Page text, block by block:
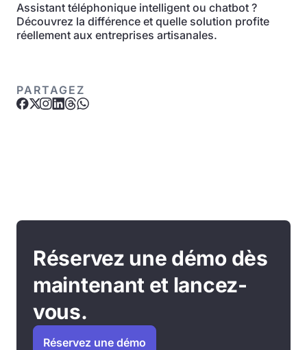
Assistant téléphonique intelligent ou chatbot ?
Découvrez la différence et quelle solution profite
réellement aux entreprises artisanales.
PARTAGEZ
Réservez une démo dès
maintenant et lancez-
vous.
Réservez une démo